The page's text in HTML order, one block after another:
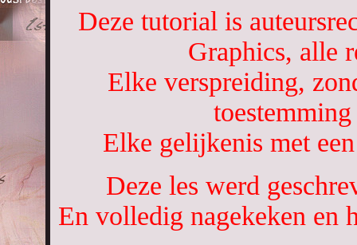
Deze tutorial is
Graphics, alle
Elke verspreiding,
Elke gelijkenis met
Deze les werd
En volledig nagekeken en